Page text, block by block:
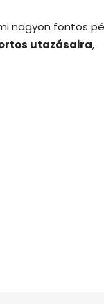
nagyon fontos
utazásaira,